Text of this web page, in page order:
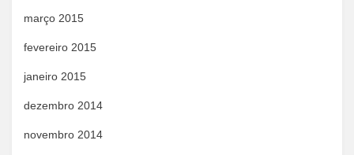
março 2015
fevereiro 2015
janeiro 2015
dezembro 2014
novembro 2014